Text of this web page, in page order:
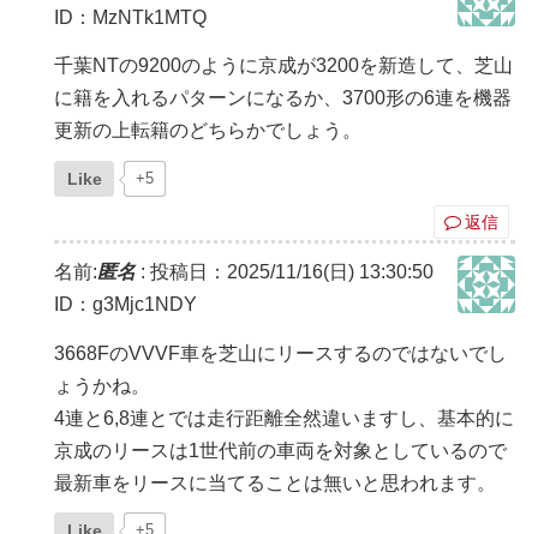
ID：MzNTk1MTQ
千葉NTの9200のように京成が3200を新造して、芝山
に籍を入れるパターンになるか、3700形の6連を機器
更新の上転籍のどちらかでしょう。
Like +5
返信
名前:匿名: 投稿日：2025/11/16(日) 13:30:50
ID：g3Mjc1NDY
3668FのVVVF車を芝山にリースするのではないでし
ょうかね。
4連と6,8連とでは走行距離全然違いますし、基本的に
京成のリースは1世代前の車両を対象としているので
最新車をリースに当てることは無いと思われます。
+5